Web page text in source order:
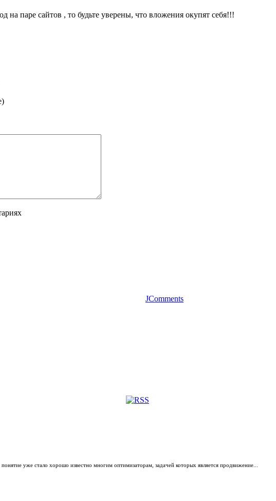
на паре сайтов , то будьте уверены, что вложения окупят себя!!!
JComments
уже стало хорошо известно многим оптимизаторам, задачей которых является продвижение...